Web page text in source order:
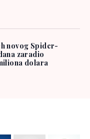
novog Spider-
zaradio
dolara